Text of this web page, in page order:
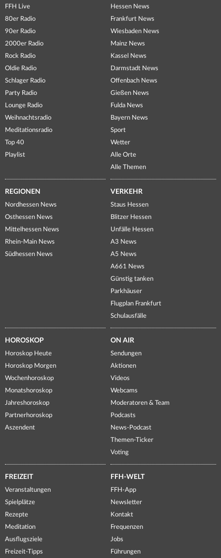
FFH Live
80er Radio
90er Radio
2000er Radio
Rock Radio
Oldie Radio
Schlager Radio
Party Radio
Lounge Radio
Weihnachtsradio
Meditationsradio
Top 40
Playlist
Hessen News
Frankfurt News
Wiesbaden News
Mainz News
Kassel News
Darmstadt News
Offenbach News
Gießen News
Fulda News
Bayern News
Sport
Wetter
Alle Orte
Alle Themen
REGIONEN
Nordhessen News
Osthessen News
Mittelhessen News
Rhein-Main News
Südhessen News
VERKEHR
Staus Hessen
Blitzer Hessen
Unfälle Hessen
A3 News
A5 News
A661 News
Günstig tanken
Parkhäuser
Flugplan Frankfurt
Schulausfälle
HOROSKOP
Horoskop Heute
Horoskop Morgen
Wochenhoroskop
Monatshoroskop
Jahreshoroskop
Partnerhoroskop
Aszendent
ON AIR
Sendungen
Aktionen
Videos
Webcams
Moderatoren & Team
Podcasts
News-Podcast
Themen-Ticker
Voting
FREIZEIT
Veranstaltungen
Spielplätze
Rezepte
Meditation
Ausflugsziele
Freizeit-Tipps
FFH-WELT
FFH-App
Newsletter
Kontakt
Frequenzen
Jobs
Führungen